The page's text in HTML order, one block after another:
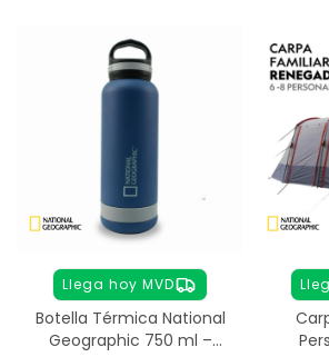
Llega hoy MVD
Botella Térmica National
Geographic 750 ml –